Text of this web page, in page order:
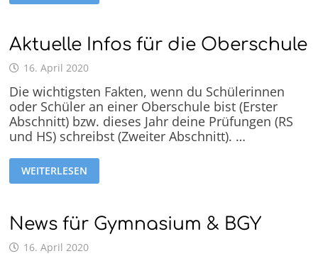
Aktuelle Infos für die Oberschule
16. April 2020
Die wichtigsten Fakten, wenn du Schülerinnen
oder Schüler an einer Oberschule bist (Erster
Abschnitt) bzw. dieses Jahr deine Prüfungen (RS
und HS) schreibst (Zweiter Abschnitt). …
WEITERLESEN
News für Gymnasium & BGY
16. April 2020